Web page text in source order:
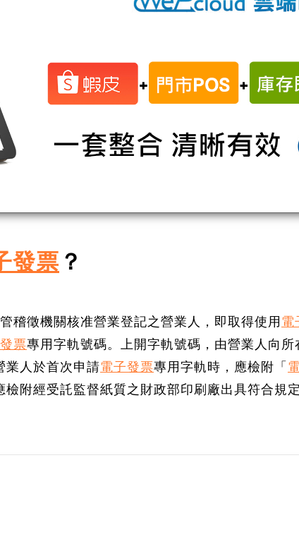
發票 ？
稽徵機關核准營業登記之營業人，即取得使用 電
票專用字軌號碼。上開字軌號碼，由營業人向
業人於首次申請電子發票專用字軌時，應檢附「
附經受託監督紙質之財政部印刷廠出具符合規定